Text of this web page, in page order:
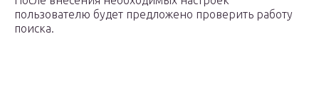
пользователю будет предложено проверить работу
поиска.